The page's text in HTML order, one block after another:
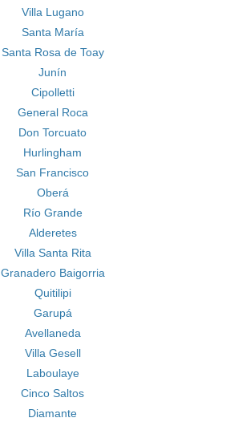
Villa Lugano
Santa María
Santa Rosa de Toay
Junín
Cipolletti
General Roca
Don Torcuato
Hurlingham
San Francisco
Oberá
Río Grande
Alderetes
Villa Santa Rita
Granadero Baigorria
Quitilipi
Garupá
Avellaneda
Villa Gesell
Laboulaye
Cinco Saltos
Diamante